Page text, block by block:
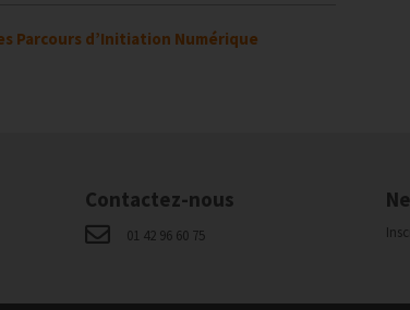
Parcours d’Initiation Numérique
Contactez-nous
01 42 96 60 75